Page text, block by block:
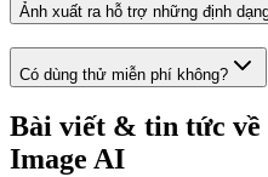
Ảnh xuất ra hỗ trợ những định
Có dùng thử miễn phí không?
Bài viết & tin tức về
Image AI